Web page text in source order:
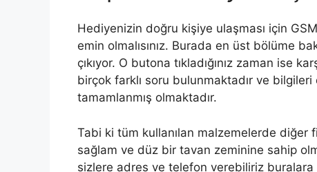
Hediyenizin doğru kişiye ulaşması için
emin olmalısınız. Burada en üst bölüme
çıkıyor. O butona tıkladığınız zaman ise
birçok farklı soru bulunmaktadır ve
tamamlanmış olmaktadır.
Tabi ki tüm kullanılan malzemelerde diğer
sağlam ve düz bir tavan zeminine sahip
sizlere adres ve telefon verebiliriz